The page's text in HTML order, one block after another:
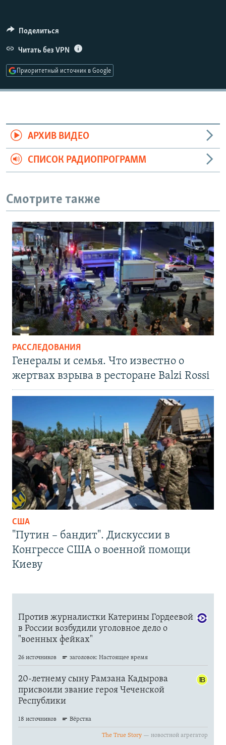
ПОДПИШИТЕСЬ НА РАССЫЛКУ
СОЦИАЛЬНЫЕ СЕТИ
Все сайты РСЕ/РС
Поделиться
Читать без VPN
Приоритетный источник в Google
АРХИВ ВИДЕО
СПИСОК РАДИОПРОГРАММ
Смотрите также
РАССЛЕДОВАНИЯ
Генералы и семья. Что известно о
жертвах взрыва в ресторане Balzi Rossi
США
"Путин – бандит". Дискуссии в
Конгрессе США о военной помощи
Киеву